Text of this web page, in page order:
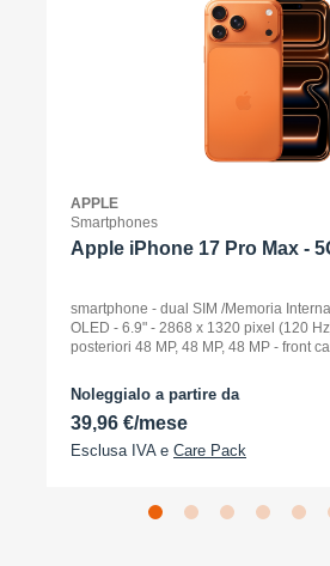
APPLE
Smartphones
Apple iPhone 17 Pro Max -
smartphone - dual SIM /Memoria
OLED - 6.9" - 2868 x 1320 pixel (120
posteriori 48 MP, 48 MP, 48 MP - front
Noleggialo a partire da
39,96 €/mese
Esclusa IVA e Care Pack